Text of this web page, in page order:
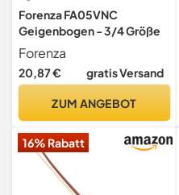
Forenza FA05VNC
Geigenbogen - 3/4 Größe
Forenza
20,87 € gratis Versand
ZUM ANGEBOT
16% Rabatt